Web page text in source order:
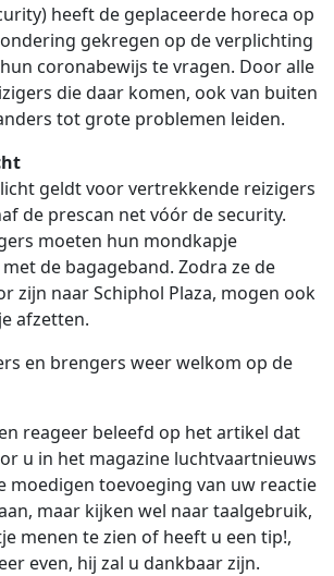
heeft de geplaceerde horeca op
gekregen op de verplichting
coronabewijs te vragen. Door alle
die daar komen, ook van buiten
tot grote problemen leiden.
geldt voor vertrekkende reizigers
de prescan net vóór de security.
moeten hun mondkapje
de bagageband. Zodra ze de
zijn naar Schiphol Plaza, mogen ook
afzetten.
en brengers weer welkom op de
reageer beleefd op het artikel dat
u in het magazine luchtvaartnieuws
moedigen toevoeging van uw reactie
maar kijken wel naar taalgebruik,
menen te zien of heeft u een tip!,
even, hij zal u dankbaar zijn.